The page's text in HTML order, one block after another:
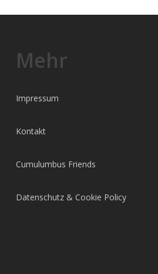
Mehr
Impressum
Kontakt
Cumulumbus Friends
Datenschutz & Cookie Policy